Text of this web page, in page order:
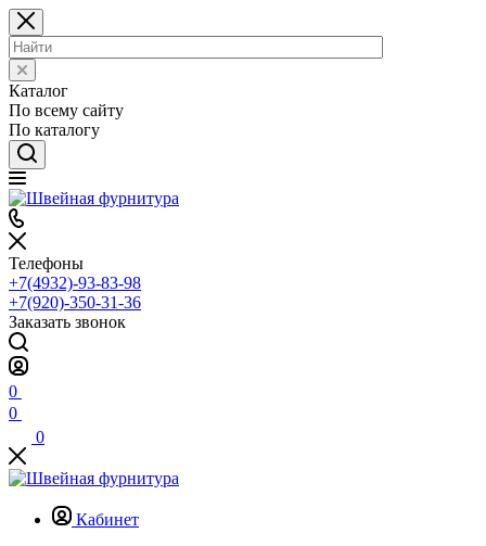
Каталог
По всему сайту
По каталогу
Телефоны
+7(4932)-93-83-98
+7(920)-350-31-36
Заказать звонок
0
0
0
Кабинет